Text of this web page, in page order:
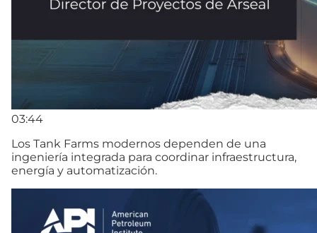
03:44
Los Tank Farms modernos dependen de una
ingeniería integrada para coordinar infraestructura,
energía y automatización.